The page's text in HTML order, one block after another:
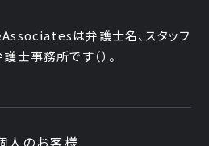
は弁護士名、スタッフ
護士事務所です（）。